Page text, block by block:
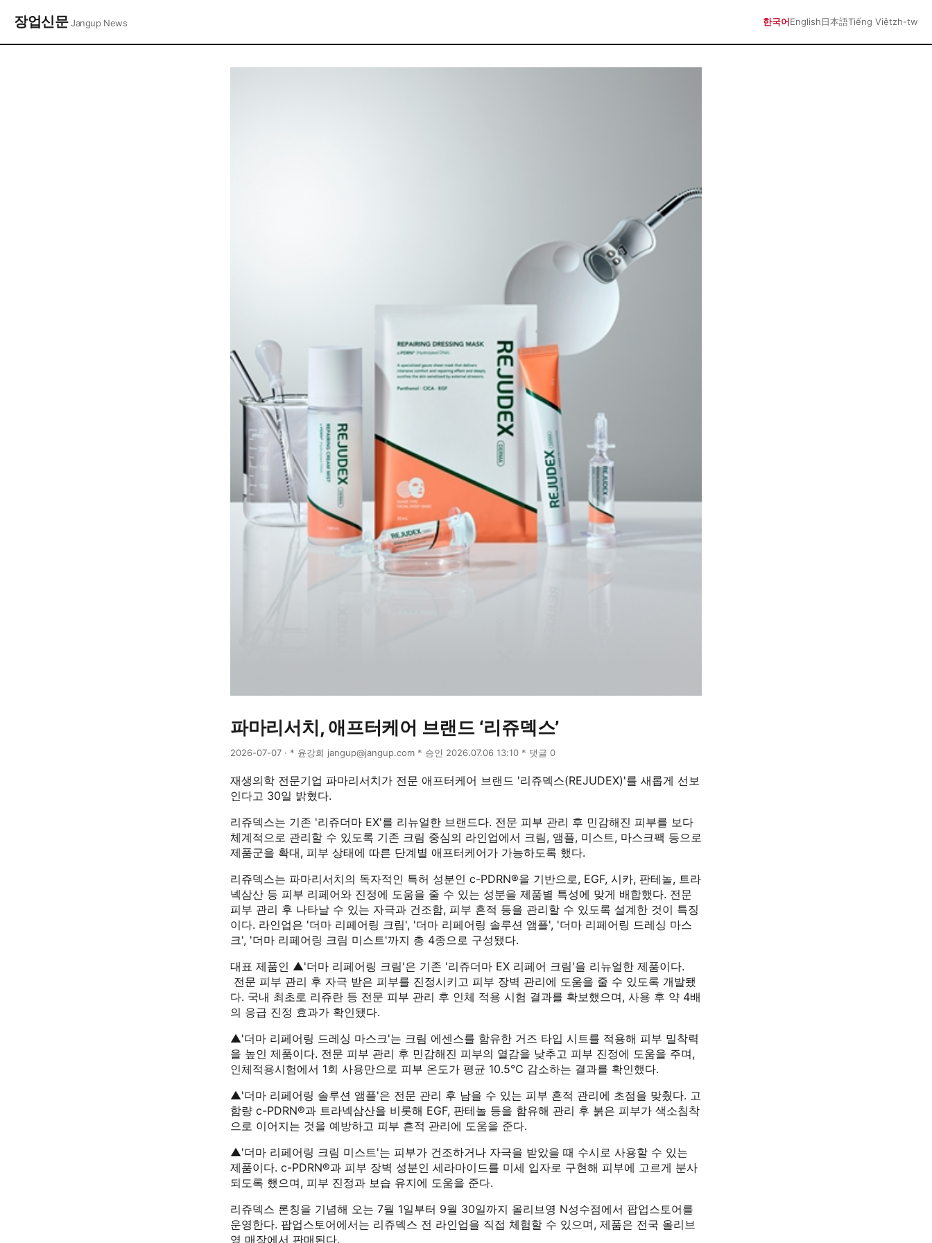
장업신문Jangup News 한국어English日本語Tiếng Việtzh-tw
파마리서치, 애프터케어 브랜드 ‘리쥬덱스’
2026-07-07 · * 윤강희 jangup@jangup.com * 승인 2026.07.06 13:10 * 댓글 0
재생의학 전문기업 파마리서치가 전문 애프터케어 브랜드 '리쥬덱스(REJUDEX)'를 새롭게 선보
인다고 30일 밝혔다.
리쥬덱스는 기존 '리쥬더마 EX'를 리뉴얼한 브랜드다. 전문 피부 관리 후 민감해진 피부를 보다
체계적으로 관리할 수 있도록 기존 크림 중심의 라인업에서 크림, 앰플, 미스트, 마스크팩 등으로
제품군을 확대, 피부 상태에 따른 단계별 애프터케어가 가능하도록 했다.
리쥬덱스는 파마리서치의 독자적인 특허 성분인 c-PDRN®을 기반으로, EGF, 시카, 판테놀, 트라
넥삼산 등 피부 리페어와 진정에 도움을 줄 수 있는 성분을 제품별 특성에 맞게 배합했다. 전문
피부 관리 후 나타날 수 있는 자극과 건조함, 피부 흔적 등을 관리할 수 있도록 설계한 것이 특징
이다. 라인업은 '더마 리페어링 크림', '더마 리페어링 솔루션 앰플', '더마 리페어링 드레싱 마스
크', '더마 리페어링 크림 미스트'까지 총 4종으로 구성됐다.
대표 제품인 ▲'더마 리페어링 크림'은 기존 '리쥬더마 EX 리페어 크림'을 리뉴얼한 제품이다.
전문 피부 관리 후 자극 받은 피부를 진정시키고 피부 장벽 관리에 도움을 줄 수 있도록 개발됐
다. 국내 최초로 리쥬란 등 전문 피부 관리 후 인체 적용 시험 결과를 확보했으며, 사용 후 약 4배
의 응급 진정 효과가 확인됐다.
▲'더마 리페어링 드레싱 마스크'는 크림 에센스를 함유한 거즈 타입 시트를 적용해 피부 밀착력
을 높인 제품이다. 전문 피부 관리 후 민감해진 피부의 열감을 낮추고 피부 진정에 도움을 주며,
인체적용시험에서 1회 사용만으로 피부 온도가 평균 10.5℃ 감소하는 결과를 확인했다.
▲'더마 리페어링 솔루션 앰플'은 전문 관리 후 남을 수 있는 피부 흔적 관리에 초점을 맞췄다. 고
함량 c-PDRN®과 트라넥삼산을 비롯해 EGF, 판테놀 등을 함유해 관리 후 붉은 피부가 색소침착
으로 이어지는 것을 예방하고 피부 흔적 관리에 도움을 준다.
▲'더마 리페어링 크림 미스트'는 피부가 건조하거나 자극을 받았을 때 수시로 사용할 수 있는
제품이다. c-PDRN®과 피부 장벽 성분인 세라마이드를 미세 입자로 구현해 피부에 고르게 분사
되도록 했으며, 피부 진정과 보습 유지에 도움을 준다.
리쥬덱스 론칭을 기념해 오는 7월 1일부터 9월 30일까지 올리브영 N성수점에서 팝업스토어를
운영한다. 팝업스토어에서는 리쥬덱스 전 라인업을 직접 체험할 수 있으며, 제품은 전국 올리브
영 매장에서 판매된다.